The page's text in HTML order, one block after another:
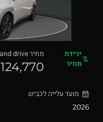
ירידת
מחיר
מחיר buy and drive
124,770 ₪
מועד עלייה לכביש
2026